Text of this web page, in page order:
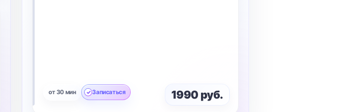
от 30 мин Записаться 1990 руб.